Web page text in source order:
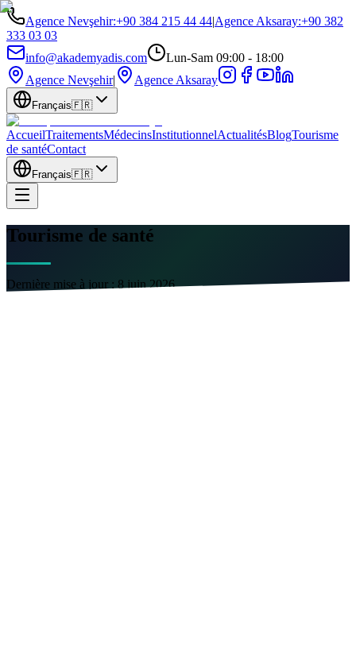
Agence Nevşehir:+90 384 215 44 44|Agence Aksaray:+90 382
333 03 03
info@akademyadis.com
Lun-Sam 09:00 - 18:00
Agence Nevşehir| Agence Aksaray
Français🇫🇷
AccueilTraitementsMédecinsInstitutionnelActualitésBlogTourisme
de santéContact
Français🇫🇷
Tourisme de santé
Dernière mise à jour : 8 juin 2026